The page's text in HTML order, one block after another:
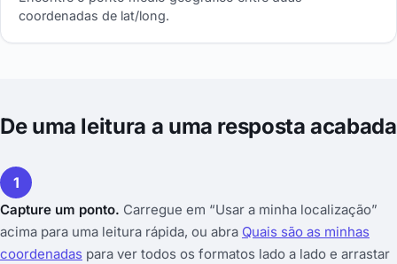
coordenadas de lat/long.
De uma leitura a uma resposta acabada
1
Capture um ponto. Carregue em “Usar a minha localização”
acima para uma leitura rápida, ou abra Quais são as minhas
coordenadas para ver todos os formatos lado a lado e arrastar